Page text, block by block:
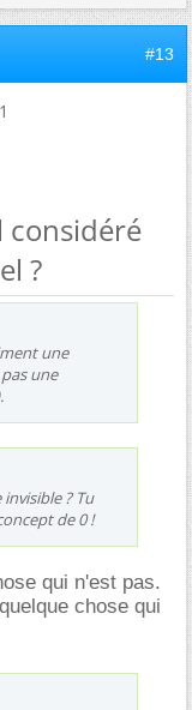
#13
considéré
?
une
une
? Tu
de 0 !
qui n'est pas.
chose qui